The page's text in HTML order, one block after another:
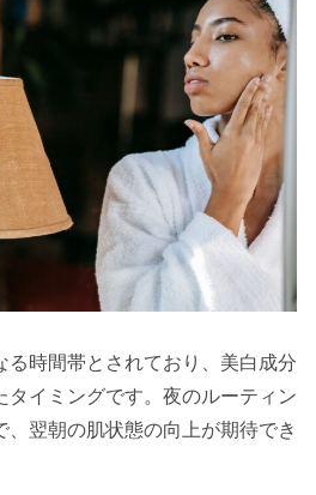
る時間帯とされており、美白成分
タイミングです。夜のルーティン
、翌朝の肌状態の向上が期待でき